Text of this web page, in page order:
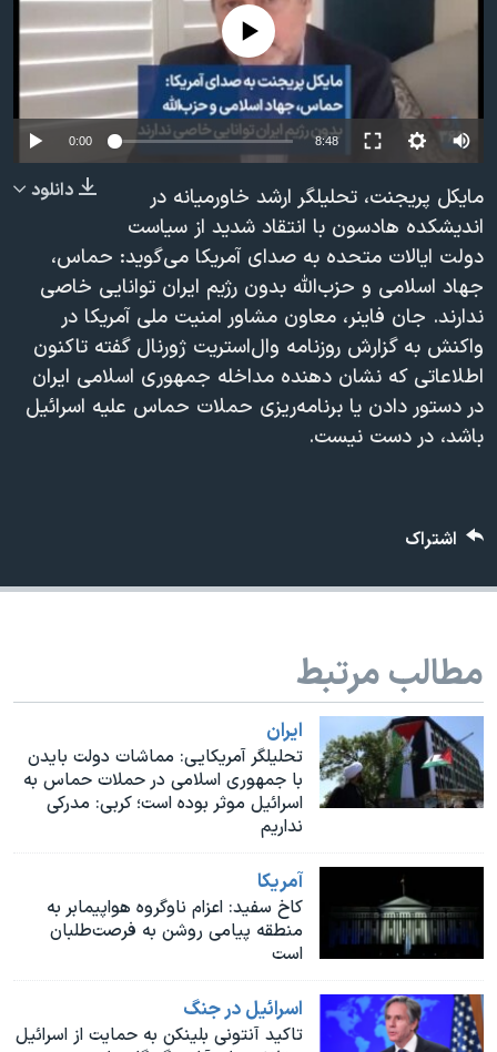
حقوق شهروندی
اقتصادی
علم و فناوری
گالری عکس
آرشیو پخش زنده
انتخابات ریاست جمهوری آمریکا ۲۰۲۴
حمله جمهوری اسلامی به اسرائیل
رمز مهسا
اعتراضات زن، زندگی، آزادی
مجموعه مستندهای دادخواهی
تریبونال مردمی آبان ۹۸
دادگاه حمید نوری
چهل سال گروگان‌گیری
قانون شفافیت دارائی کادر رهبری ایران
نرگس محمدی برنده جایزه نوبل صلح
سفر پرزیدنت ترامپ به چین
دنبال کنید
زبانهای مختلف
No media source currently available
0:00 8:48
دانلود
مایکل پریجنت، تحلیلگر ارشد خاورمیانه در
اندیشکده هادسون با انتقاد شدید از سیاست
دولت ایالات متحده به صدای آمریکا می‌گوید: حماس،
جهاد اسلامی و حزب‌الله بدون رژیم ایران توانایی خاصی
ندارند. جان فاینر، معاون مشاور امنیت ملی آمریکا در
واکنش به گزارش روزنامه وال‌استریت ژورنال گفته تاکنون
اطلاعاتی که نشان دهنده مداخله جمهوری اسلامی ایران
در دستور دادن یا برنامه‌ریزی حملات حماس علیه اسرائیل
باشد، در دست نیست.
اشتراک
مطالب مرتبط
ايران
تحلیلگر آمریکایی: مماشات دولت بایدن
با جمهوری اسلامی در حملات حماس به
اسرائیل موثر بوده است؛ کربی: مدرکی
نداریم
آمريکا
کاخ سفید: اعزام ناوگروه هواپیمابر به
منطقه پیامی روشن به فرصت‌طلبان
است
اسرائیل در جنگ
تاکید آنتونی بلینکن به حمایت از اسرائیل